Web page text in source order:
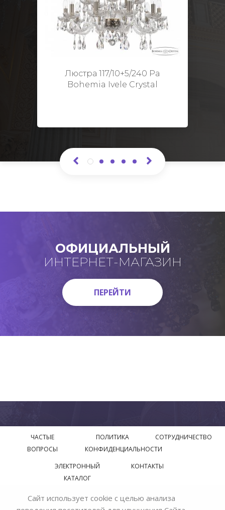
Люстра 117/10+5/240 Pa
Bohemia Ivele Crystal
Цвет арматуры: Патина/
Кол-во ламп: 15
Диаметр: 70 см
ОФИЦИАЛЬНЫЙ
ИНТЕРНЕТ-МАГАЗИН
ПЕРЕЙТИ
ПЕРЕЙТИ
ЧАСТЫЕ
ВОПРОСЫ
ПОЛИТИКА
КОНФИДЕНЦИАЛЬНОСТИ
СОТРУДНИЧЕСТВО
ЭЛЕКТРОННЫЙ
КАТАЛОГ
КОНТАКТЫ
© 2018—2026 Официальный сайт завода производителя
Сайт использует cookie с целью анализа